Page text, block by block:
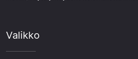
Valikko